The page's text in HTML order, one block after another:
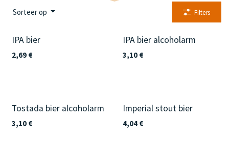
Sorteer op Filters
IPA bier
2,69 €
IPA bier alcoholarm
3,10€
Tostada bier alcoholarm
3,10 €
Imperial stout bier
4,04€